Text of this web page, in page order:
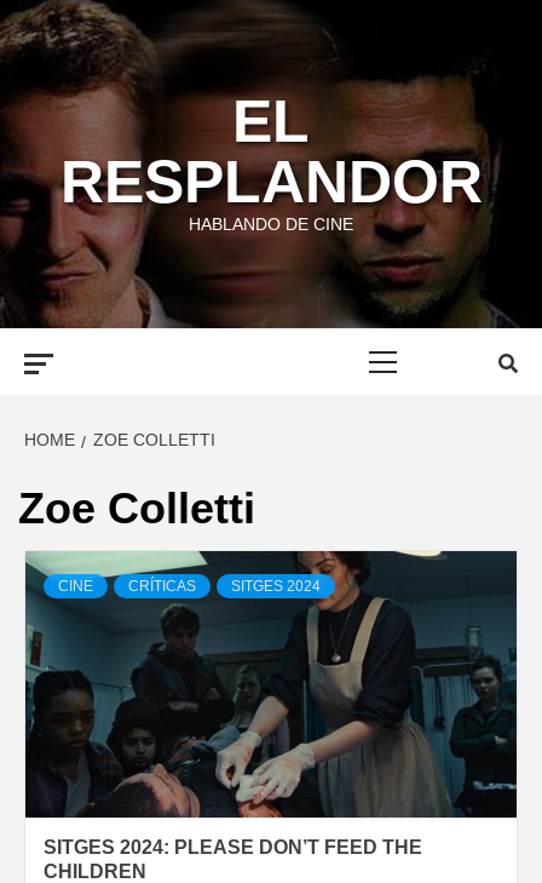
Skip
to
EL
RESPLANDOR
HABLANDO DE CINE
HOME ZOE COLLETTI
Zoe Colletti
CINE CRÍTICAS SITGES 2024
SITGES 2024: PLEASE DON’T FEED THE
CHILDREN